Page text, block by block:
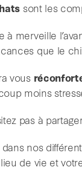
sont les
à merveille
que le
vous
moins
pas à
dans nos
de vie et